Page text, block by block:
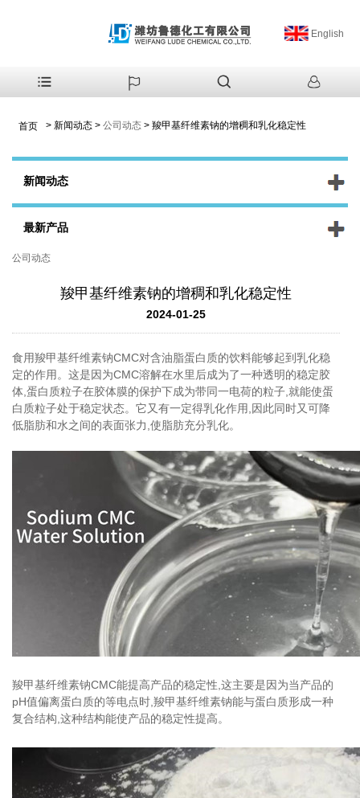
English
首页 > 新闻动态 > 公司动态 > 羧甲基纤维素钠的增稠和乳化稳定性
新闻动态
最新产品
公司动态
羧甲基纤维素钠的增稠和乳化稳定性
2024-01-25
食用羧甲基纤维素钠CMC对含油脂蛋白质的饮料能够起到乳化稳
定的作用。这是因为CMC溶解在水里后成为了一种透明的稳定胶
体,蛋白质粒子在胶体膜的保护下成为带同一电荷的粒子,就能使蛋
白质粒子处于稳定状态。它又有一定得乳化作用,因此同时又可降
低脂肪和水之间的表面张力,使脂肪充分乳化。
羧甲基纤维素钠CMC能提高产品的稳定性,这主要是因为当产品的
pH值偏离蛋白质的等电点时,羧甲基纤维素钠能与蛋白质形成一种
复合结构,这种结构能使产品的稳定性提高。